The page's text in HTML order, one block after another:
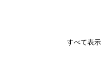
すべて表示